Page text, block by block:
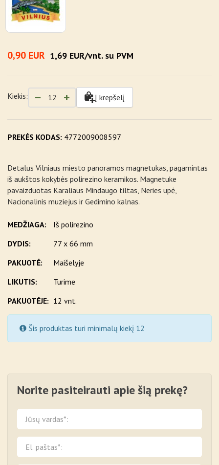
PREKĖS KODAS: 4772009008597
Detalus Vilniaus miesto panoramos magnetukas, pagamintas
iš aukštos kokybės polirezino keramikos. Magnetuke
pavaizduotas Karaliaus Mindaugo tiltas, Neries upė,
Nacionalinis muziejus ir Gedimino kalnas.
MEDŽIAGA:
Iš polirezino
DYDIS:
77 x 66 mm
PAKUOTĖ:
Maišelyje
LIKUTIS:
Turime
PAKUOTĖJE: 12 vnt.
0,90 EUR 1,69 EUR/vnt. su PVM
Kiekis: Į krepšelį
Šis produktas turi minimalų kiekį 12
Norite pasiteirauti apie šią prekę?